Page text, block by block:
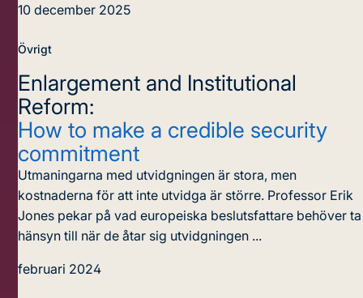
10 december 2025
Övrigt
Enlargement and Institutional
Reform:
How to make a credible security
commitment
Utmaningarna med utvidgningen är stora, men
kostnaderna för att inte utvidga är större. Professor Erik
Jones pekar på vad europeiska beslutsfattare behöver ta
hänsyn till när de åtar sig utvidgningen ...
februari 2024